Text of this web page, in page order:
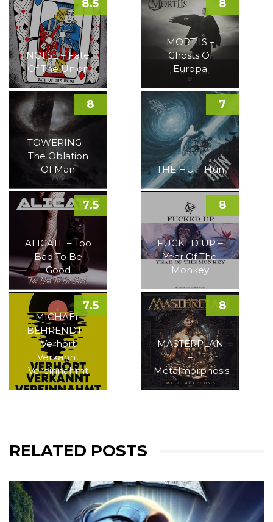
NOI!SE – Fate
Of The Union
8.5
MORTIIS –
Ghosts Of
Europa
8
TOWERING –
The Oblation
Of Man
8
THE HU – Hun
7
ALICATE – Too
Bad To Be
Good
7.5
FUCKED UP –
Year Of The
Monkey
8
MICHAEL
BEHRENDT –
Verhört
Verkannt
Vereinnahmt
7.5
MASTERPLAN
–
Metalmorphosis
8
RELATED POSTS